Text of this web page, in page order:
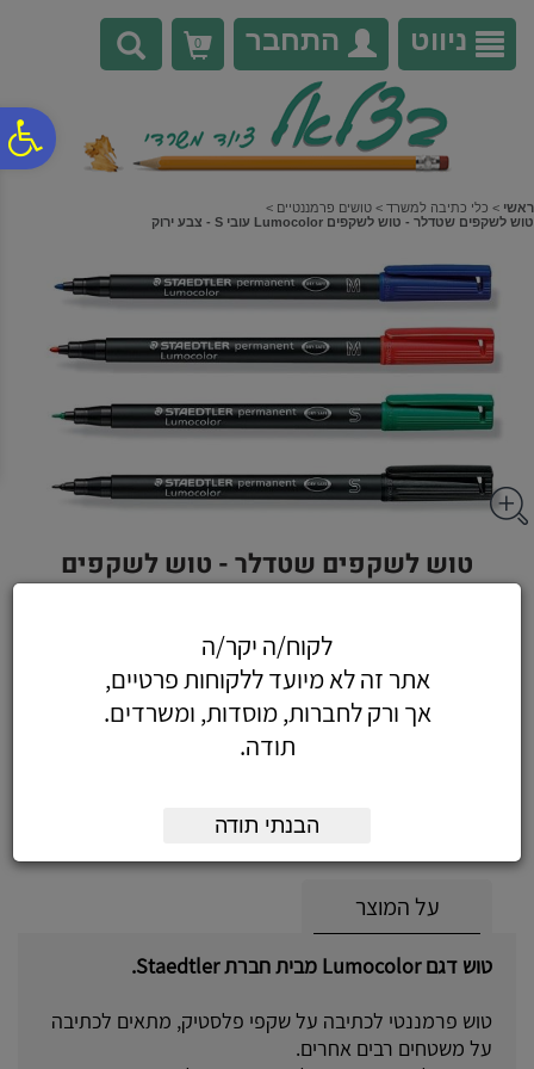
נגישות
אתר
המרכזי
ניווט התחבר 0
ראשי > כלי כתיבה למשרד > טושים פרמננטיים >
טוש לשקפים שטדלר - טוש לשקפים Lumocolor עובי S - צבע ירוק
טוש לשקפים שטדלר - טוש לשקפים
כולל מע"מ
הזמן עכשיו
על המוצר
טוש דגם Lumocolor מבית חברת Staedtler.
טוש פרמננטי לכתיבה על שקפי פלסטיק, מתאים לכתיבה
על משטחים רבים אחרים.
לקוח/ה יקר/ה
אתר זה לא מיועד ללקוחות פרטיים,
אך ורק לחברות, מוסדות, ומשרדים.
תודה.
הבנתי תודה